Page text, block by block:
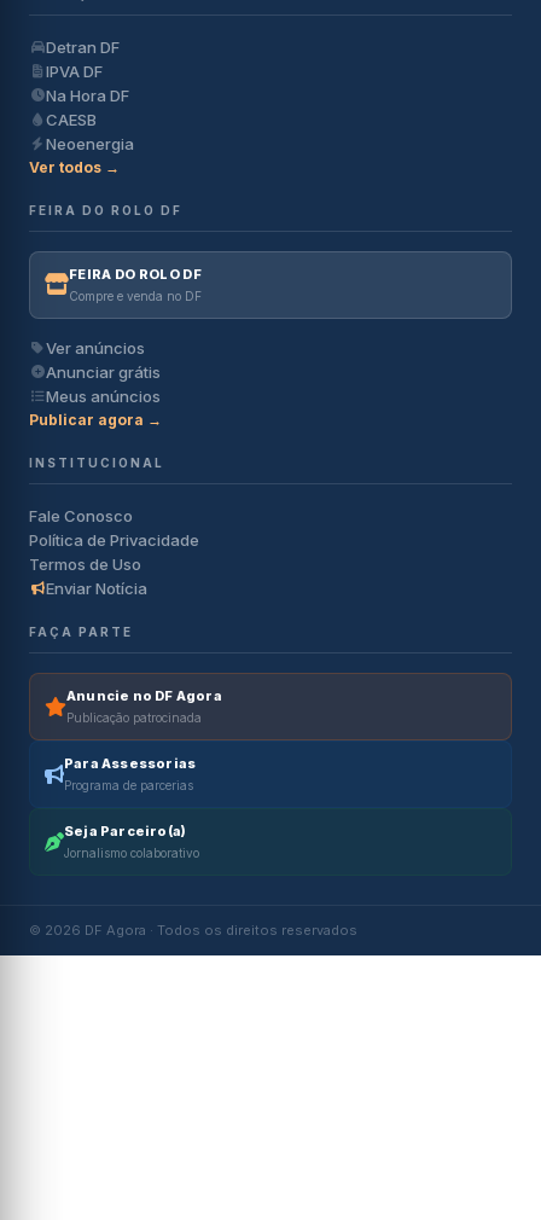
Detran DF
IPVA DF
Na Hora DF
CAESB
Neoenergia
Ver todos →
FEIRA DO ROLO DF
FEIRA DO ROLO DF
Compre e venda no DF
Ver anúncios
Anunciar grátis
Meus anúncios
Publicar agora →
INSTITUCIONAL
Fale Conosco
Política de Privacidade
Termos de Uso
Enviar Notícia
FAÇA PARTE
Anuncie no DF Agora
Publicação patrocinada
Para Assessorias
Programa de parcerias
Seja Parceiro(a)
Jornalismo colaborativo
© 2026 DF Agora · Todos os direitos reservados